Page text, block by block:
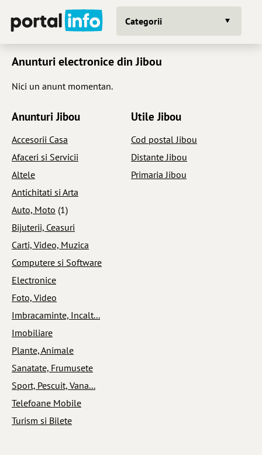
Categorii
Anunturi electronice din Jibou
Nici un anunt momentan.
Anunturi Jibou
Accesorii Casa
Afaceri si Servicii
Altele
Antichitati si Arta
Auto, Moto (1)
Bijuterii, Ceasuri
Carti, Video, Muzica
Computere si Software
Electronice
Foto, Video
Imbracaminte, Incalt...
Imobiliare
Plante, Animale
Sanatate, Frumusete
Sport, Pescuit, Vana...
Telefoane Mobile
Turism si Bilete
Utile Jibou
Cod postal Jibou
Distante Jibou
Primaria Jibou